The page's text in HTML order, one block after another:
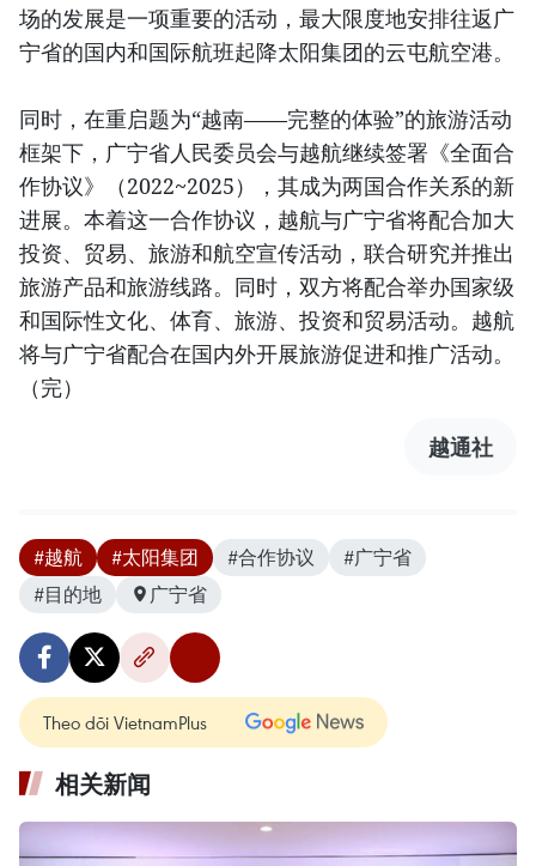
场的发展是一项重要的活动，最大限度地安排往返广
宁省的国内和国际航班起降太阳集团的云屯航空港。
同时，在重启题为“越南——完整的体验”的旅游活动
框架下，广宁省人民委员会与越航继续签署《全面合
作协议》（2022~2025），其成为两国合作关系的新
进展。本着这一合作协议，越航与广宁省将配合加大
投资、贸易、旅游和航空宣传活动，联合研究并推出
旅游产品和旅游线路。同时，双方将配合举办国家级
和国际性文化、体育、旅游、投资和贸易活动。越航
将与广宁省配合在国内外开展旅游促进和推广活动。
（完）
越通社
#越航 #太阳集团 #合作协议
#广宁省
#目的地
广宁省
Theo dõi VietnamPlus
相关新闻